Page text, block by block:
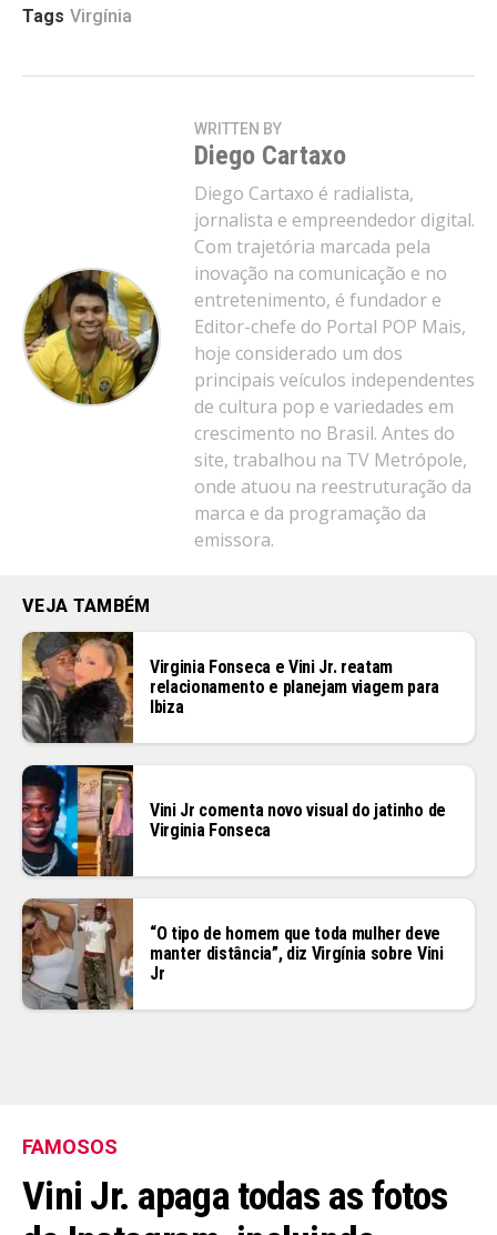
Tags Virgínia
WRITTEN BY
Diego Cartaxo
Diego Cartaxo é radialista,
jornalista e empreendedor digital.
Com trajetória marcada pela
inovação na comunicação e no
entretenimento, é fundador e
Editor-chefe do Portal POP Mais,
hoje considerado um dos
principais veículos independentes
de cultura pop e variedades em
crescimento no Brasil. Antes do
site, trabalhou na TV Metrópole,
onde atuou na reestruturação da
marca e da programação da
emissora.
VEJA TAMBÉM
Virginia Fonseca e Vini Jr. reatam
relacionamento e planejam viagem para
Ibiza
Vini Jr comenta novo visual do jatinho de
Virginia Fonseca
“O tipo de homem que toda mulher deve
manter distância”, diz Virgínia sobre Vini
Jr
FAMOSOS
Vini Jr. apaga todas as fotos